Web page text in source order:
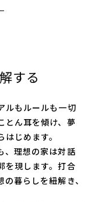
する
ルもルールも⼀切
とん⽿を傾け、夢
じめます。
、理想の家は対話
を現します。打合
暮らしを紐解き、